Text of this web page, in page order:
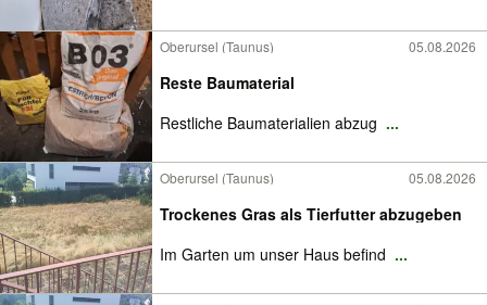
Oberursel (Taunus) 05.08.2026
Reste Baumaterial
Restliche Baumaterialien abzug ...
Oberursel (Taunus) 05.08.2026
Trockenes Gras als Tierfutter abzugeben
Im Garten um unser Haus befind ...